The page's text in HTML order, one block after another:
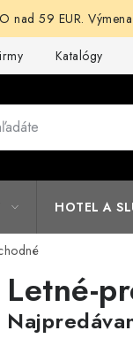
nad 59 EUR.
Katalógy
HOTEL A
Letné-